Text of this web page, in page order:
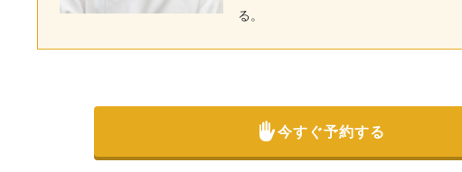
る。
今すぐ予約する